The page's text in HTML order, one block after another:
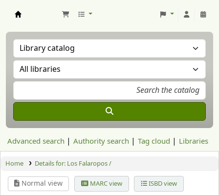
Advanced search Authority search Tag cloud Libraries
Home Details for: Los Falaropos /
Normal view MARC view ISBD view